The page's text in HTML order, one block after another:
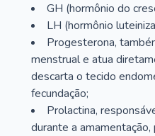
GH (hormônio do
LH (hormônio
Progesterona,
menstrual e atua
descarta o tecido
fecundação;
Prolactina,
durante a